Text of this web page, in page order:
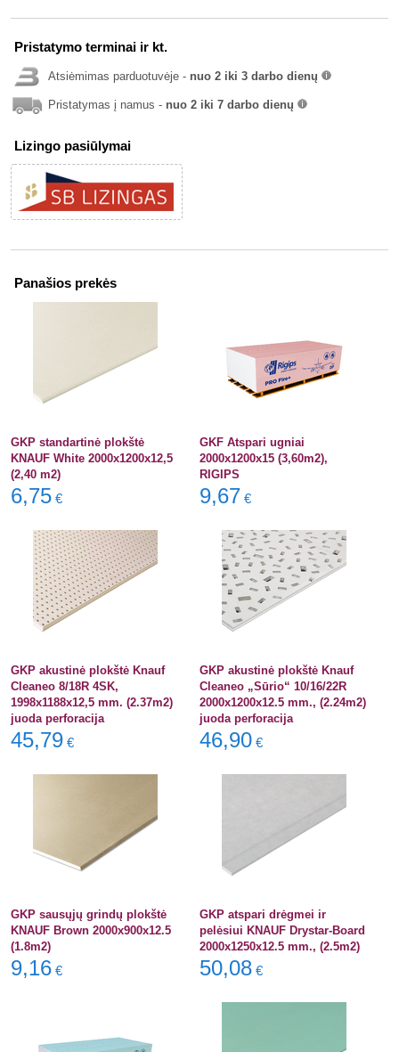
Pristatymo terminai ir kt.
Atsiėmimas parduotuvėje - nuo 2 iki 3 darbo dienų
Pristatymas į namus - nuo 2 iki 7 darbo dienų
Lizingo pasiūlymai
Panašios prekės
GKP standartinė plokštė
KNAUF White 2000x1200x12,5
(2,40 m2)
6,75 €
GKF Atspari ugniai
2000x1200x15 (3,60m2),
RIGIPS
9,67 €
GKP akustinė plokštė Knauf
Cleaneo 8/18R 4SK,
1998x1188x12,5 mm. (2.37m2)
juoda perforacija
45,79 €
GKP akustinė plokštė Knauf
Cleaneo „Sūrio“ 10/16/22R
2000x1200x12.5 mm., (2.24m2)
juoda perforacija
46,90 €
GKP sausųjų grindų plokštė
KNAUF Brown 2000x900x12.5
(1.8m2)
9,16 €
GKP atspari drėgmei ir
pelėsiui KNAUF Drystar-Board
2000x1250x12.5 mm., (2.5m2)
50,08 €